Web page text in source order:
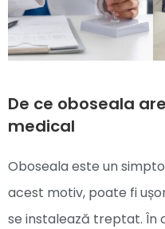
De ce oboseala
medical
Oboseala este un
acest motiv, poate fi
se instalează treptat. În